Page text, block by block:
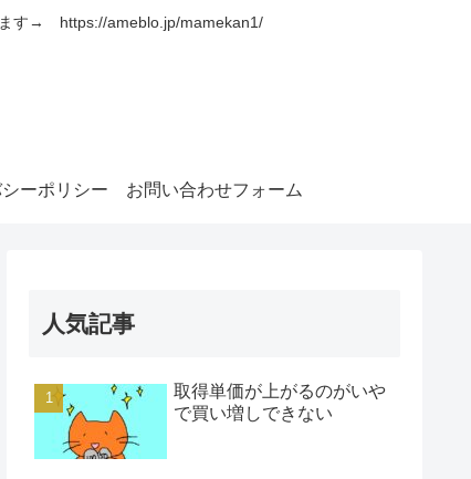
ます→ https://ameblo.jp/mamekan1/
ーポリシー お問い合わせフォーム
人気記事
取得単価が上がるのがいや
で買い増しできない